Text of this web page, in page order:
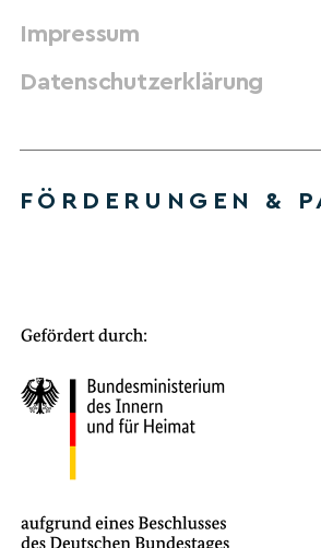
Impressum
Datenschutzerklärung
FÖRDERUNGEN &